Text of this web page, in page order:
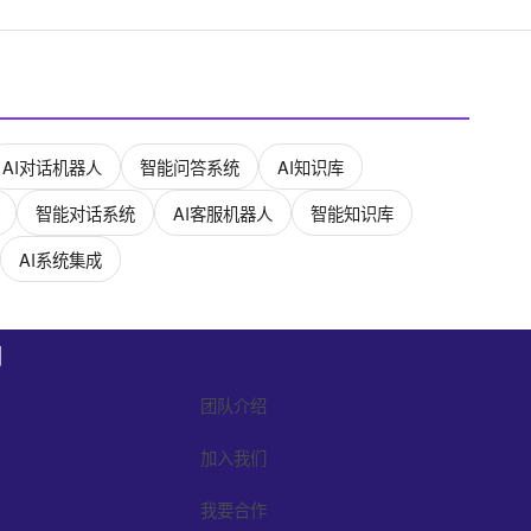
AI对话机器人 智能问答系统
AI知识库
智能对话系统 AI客服机器人
智能知识库
AI系统集成
团队介绍
加入我们
我要合作